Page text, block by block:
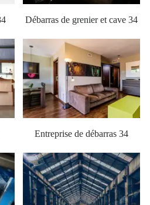
Débarras de grenier et cave 34
Entreprise de débarras 34